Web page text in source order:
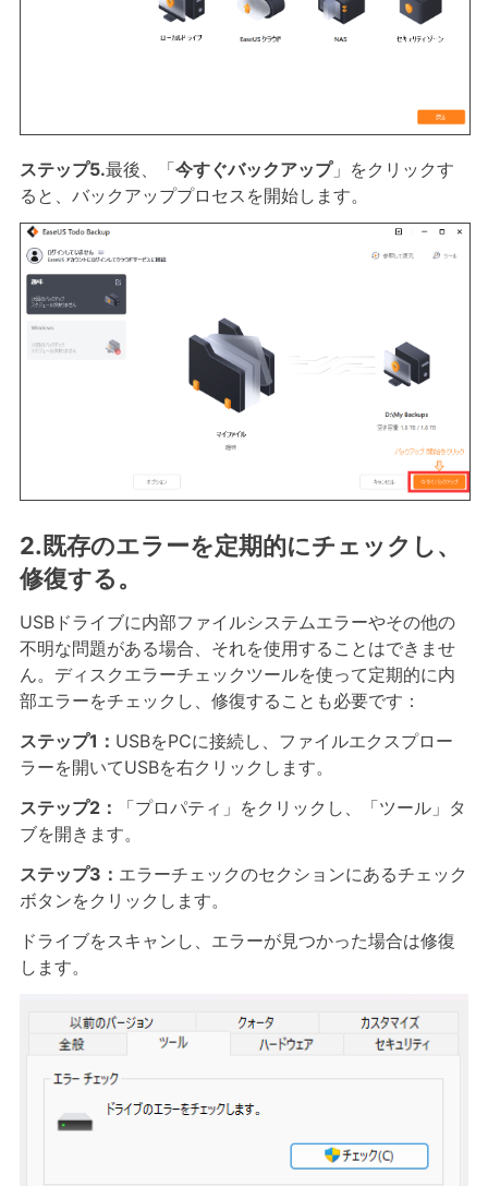
ステップ5.最後、「今すぐバックアップ」をクリックす
ると、バックアッププロセスを開始します。
2.既存のエラーを定期的にチェックし、
修復する。
USBドライブに内部ファイルシステムエラーやその他の
不明な問題がある場合、それを使用することはできませ
ん。ディスクエラーチェックツールを使って定期的に内
部エラーをチェックし、修復することも必要です：
ステップ1： USBをPCに接続し、ファイルエクスプロー
ラーを開いてUSBを右クリックします。
ステップ2：
「プロパティ」をクリックし、「ツール」タ
ブを開きます。
ステップ3： エラーチェックのセクションにあるチェック
ボタンをクリックします。
ドライブをスキャンし、エラーが見つかった場合は修復
します。